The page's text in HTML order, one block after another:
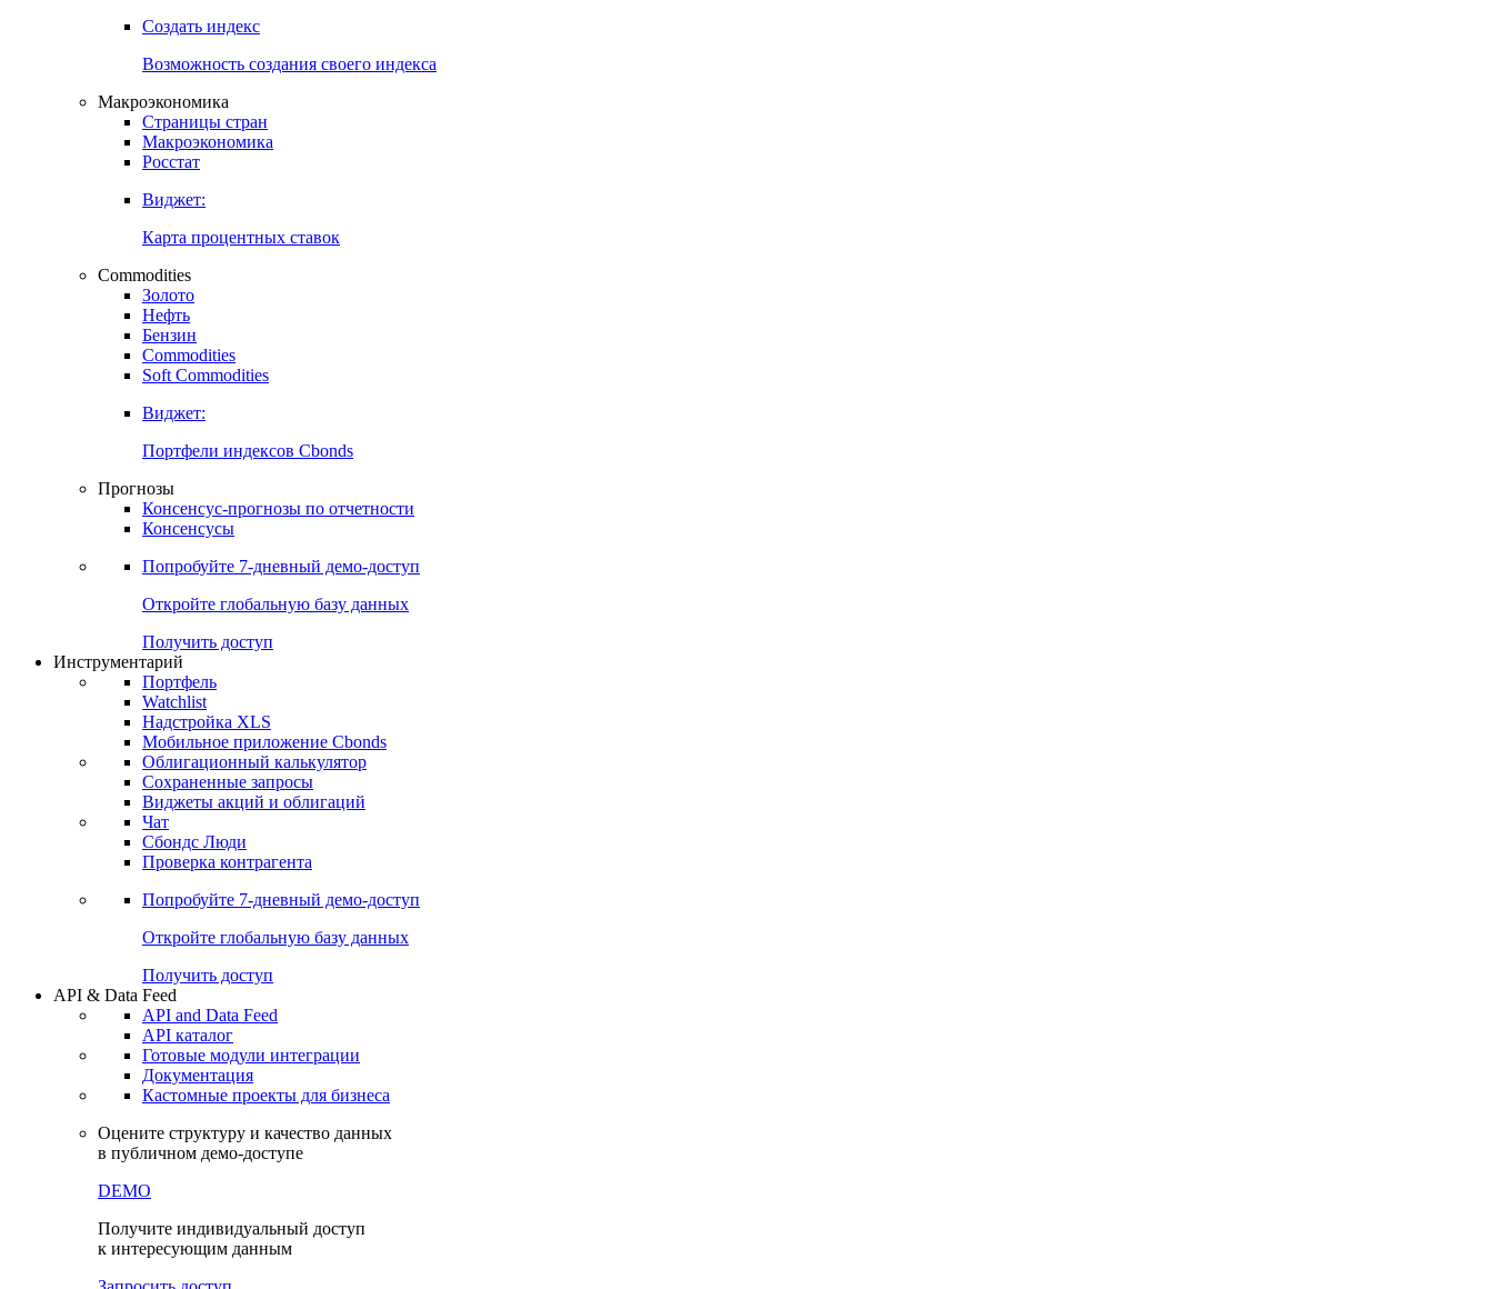
Создать индекс
Возможность создания своего индекса
Макроэкономика
Страницы стран
Макроэкономика
Росстат
Виджет:
Карта процентных ставок
Commodities
Золото
Нефть
Бензин
Commodities
Soft Commodities
Виджет:
Портфели индексов Cbonds
Прогнозы
Консенсус-прогнозы по отчетности
Консенсусы
Попробуйте 7-дневный демо-доступ
Откройте глобальную базу данных
Получить доступ
Инструментарий
Портфель
Watchlist
Надстройка XLS
Мобильное приложение Cbonds
Облигационный калькулятор
Сохраненные запросы
Виджеты акций и облигаций
Чат
Сбондс Люди
Проверка контрагента
Попробуйте 7-дневный демо-доступ
Откройте глобальную базу данных
Получить доступ
API & Data Feed
API and Data Feed
API каталог
Готовые модули интеграции
Документация
Кастомные проекты для бизнеса
Оцените структуру и качество данных
в публичном демо-доступе
DEMO
Получите индивидуальный доступ
к интересующим данным